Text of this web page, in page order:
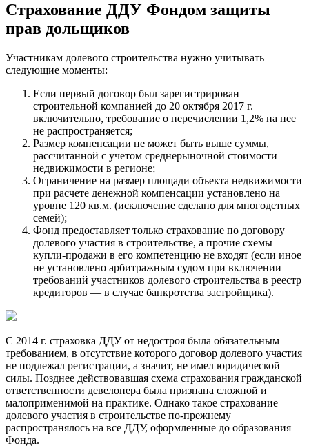
Страхование ДДУ Фондом защиты
прав дольщиков
Участникам долевого строительства нужно учитывать
следующие моменты:
Если первый договор был зарегистрирован
строительной компанией до 20 октября 2017 г.
включительно, требование о перечислении 1,2% на нее
не распространяется;
Размер компенсации не может быть выше суммы,
рассчитанной с учетом среднерыночной стоимости
недвижимости в регионе;
Ограничение на размер площади объекта недвижимости
при расчете денежной компенсации установлено на
уровне 120 кв.м. (исключение сделано для многодетных
семей);
Фонд предоставляет только страхование по договору
долевого участия в строительстве, а прочие схемы
купли-продажи в его компетенцию не входят (если иное
не установлено арбитражным судом при включении
требований участников долевого строительства в реестр
кредиторов — в случае банкротства застройщика).
С 2014 г. страховка ДДУ от недостроя была обязательным
требованием, в отсутствие которого договор долевого участия
не подлежал регистрации, а значит, не имел юридической
силы. Позднее действовавшая схема страхования гражданской
ответственности девелопера была признана сложной и
малоприменимой на практике. Однако такое страхование
долевого участия в строительстве по-прежнему
распространялось на все ДДУ, оформленные до образования
Фонда.